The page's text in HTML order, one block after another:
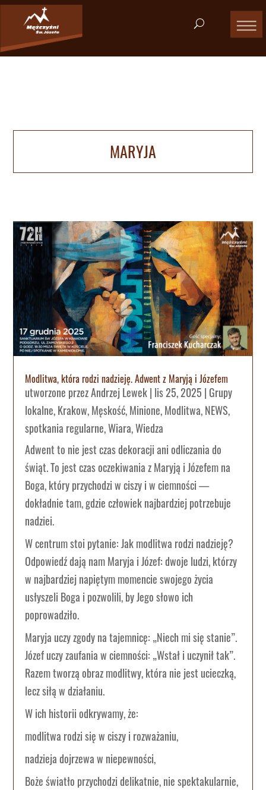
MARYJA
Modlitwa, która rodzi nadzieję. Adwent z Maryją i Józefem
utworzone przezAndrzej Lewek| lis 25, 2025 | Grupy
lokalne,Krakow,Męskość,Minione,Modlitwa,NEWS,
spotkania regularne,Wiara,Wiedza
Adwent to nie jest czas dekoracji ani odliczania do
świąt. To jest czas oczekiwania z Maryją i Józefem na
Boga, który przychodzi w ciszy i w ciemności —
dokładnie tam, gdzie człowiek najbardziej potrzebuje
nadziei.
W centrum stoi pytanie: Jak modlitwa rodzi nadzieję?
Odpowiedź dają nam Maryja i Józef: dwoje ludzi, którzy
w najbardziej napiętym momencie swojego życia
usłyszeli Boga i pozwolili, by Jego słowo ich
poprowadziło.
Maryja uczy zgody na tajemnicę: „Niech mi się stanie”.
Józef uczy zaufania w ciemności: „Wstał i uczynił tak”.
Razem tworzą obraz modlitwy, która nie jest ucieczką,
lecz siłą w działaniu.
W ich historii odkrywamy, że:
modlitwa rodzi się w ciszy i rozważaniu,
nadzieja dojrzewa w niepewności,
Boże światło przychodzi delikatnie, nie spektakularnie,